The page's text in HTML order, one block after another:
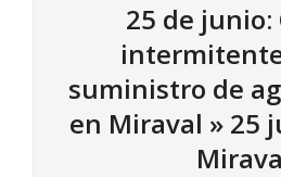
25 de junio:
suministro de
en Miraval » 25